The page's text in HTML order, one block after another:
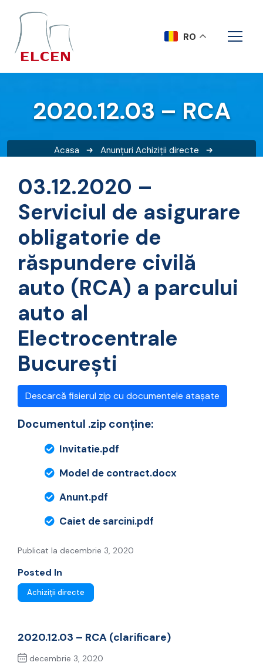
2020.12.03 – RCA
Acasa Anunțuri Achiziții directe
03.12.2020 –
Serviciul de asigurare
obligatorie de
răspundere civilă
auto (RCA) a parcului
auto al
Electrocentrale
București
Descarcă fisierul zip cu documentele atașate
Documentul .zip conține:
Invitatie.pdf
Model de contract.docx
Anunt.pdf
Caiet de sarcini.pdf
Publicat la decembrie 3, 2020
Posted In
Achiziții directe
2020.12.03 – RCA (clarificare)
decembrie 3, 2020
RO